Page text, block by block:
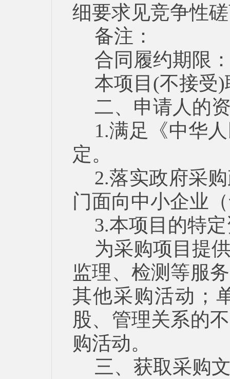
细要求见竞争性
备注：
合同履约期限
本项目(不接受
二、申请人的
1.满足《中华
定。
2.落实政府采
门面向中小企业
3.本项目的特
为采购项目提
监理、检测等服
其他采购活动；
股、管理关系的
购活动。
三、获取采购